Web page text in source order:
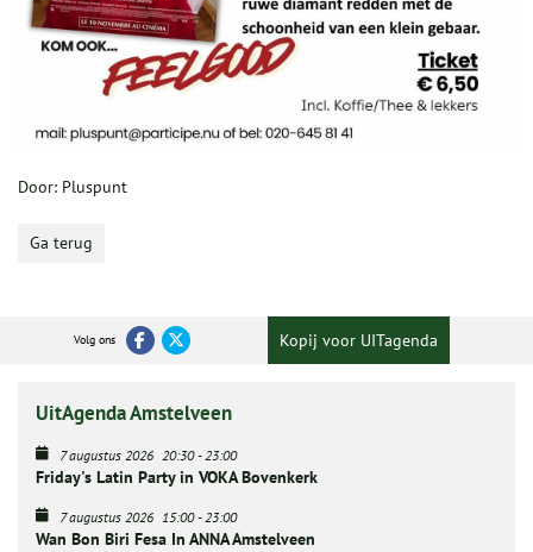
Door: Pluspunt
Ga terug
Volg ons Kopij voor UITagenda
UitAgenda Amstelveen
7 augustus 2026 20:30-23:00
Friday's Latin Party in VOKA Bovenkerk
7 augustus 2026 15:00-23:00
Wan Bon Biri Fesa In ANNA Amstelveen